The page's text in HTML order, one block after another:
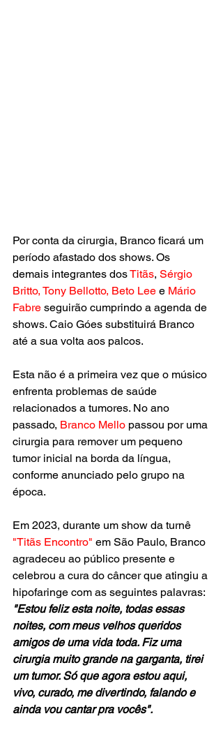
Por conta da cirurgia, Branco ficará um
período afastado dos shows. Os
demais integrantes dos Titãs, Sérgio
Britto, Tony Bellotto, Beto Lee e Mário
Fabre seguirão cumprindo a agenda de
shows. Caio Góes substituirá Branco
até a sua volta aos palcos.
Esta não é a primeira vez que o músico
enfrenta problemas de saúde
relacionados a tumores. No ano
passado, Branco Mello passou por uma
cirurgia para remover um pequeno
tumor inicial na borda da língua,
conforme anunciado pelo grupo na
época.
Em 2023, durante um show da turnê
"Titãs Encontro" em São Paulo, Branco
agradeceu ao público presente e
celebrou a cura do câncer que atingiu a
hipofaringe com as seguintes palavras:
"Estou feliz esta noite, todas essas
noites, com meus velhos queridos
amigos de uma vida toda. Fiz uma
cirurgia muito grande na garganta, tirei
um tumor. Só que agora estou aqui,
vivo, curado, me divertindo, falando e
ainda vou cantar pra vocês".